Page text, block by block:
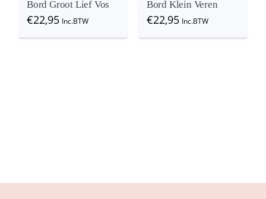
Bord Groot Lief Vos
€22,95 Inc.BTW
Bord Klein Veren
€22,95 Inc.BTW